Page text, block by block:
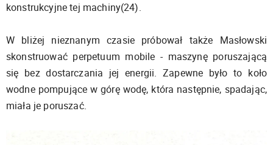
konstrukcyjne tej machiny(24).
W bliżej nieznanym czasie próbował także Masłowski
skonstruować perpetuum mobile - maszynę poruszającą
się bez dostarczania jej energii. Zapewne było to koło
wodne pompujące w górę wodę, która następnie, spadając,
miała je poruszać.